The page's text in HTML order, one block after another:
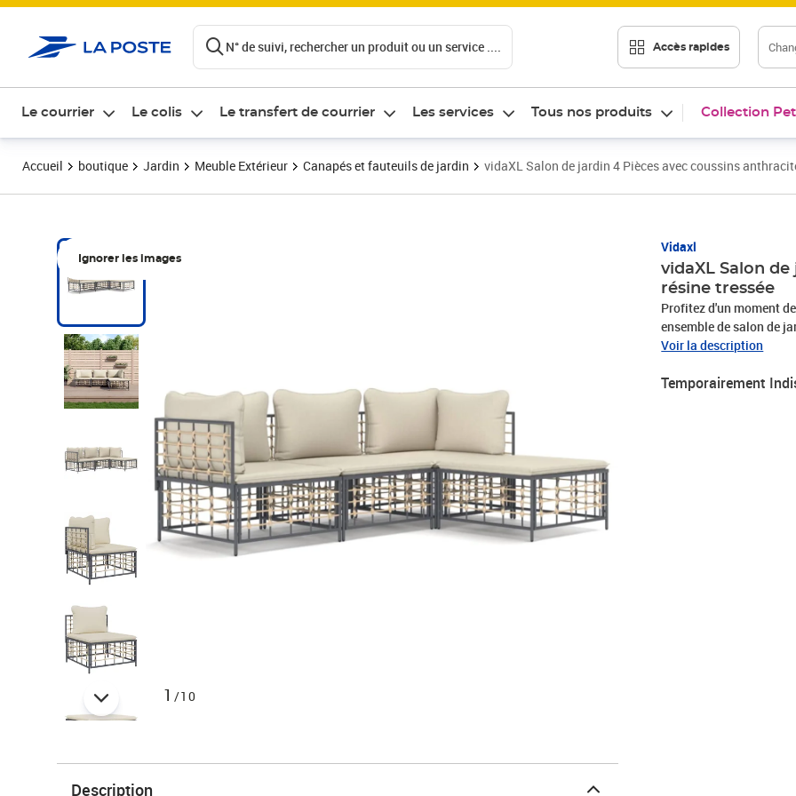
N° de suivi, rechercher un produit ou un service .... Accès rapides
Le courrier Le colis Le transfert de courrier Les services Tous nos produits Collection
Accueil boutique Jardin Meuble Extérieur Canapés et fauteuils de jardin vidaXL Salon de jardin 4 Pièces avec coussins
Ignorer les images
1 /10
Vidaxl
vidaXL Salon
résine tressée
Profitez d'un moment
ensemble de salon de
terrasse, créant une
pendant une longue
stabilité.Expérience
Voir la description
Temporairement
Description